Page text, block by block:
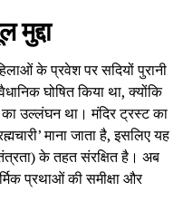
मुद्दा
के प्रवेश पर सदियों पुरानी
घोषित किया था, क्योंकि
उल्लंघन था। मंदिर ट्रस्ट का
माना जाता है, इसलिए यह
के तहत संरक्षित है। अब
प्रथाओं की समीक्षा और